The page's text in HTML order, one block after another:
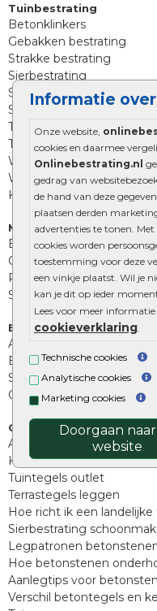
Informatie
Onze website,
cookies en daarmee
Onlinebestrating.nl
gedrag van
de hand van deze
plaatsen derden
advertenties te tonen.
cookies worden
toestemming voor deze
een vinkje plaatst. Wil je
kan je dit op ieder
Lees voor meer
cookieverklaring.
Technische cookies
Analytische cookies
Marketing cookies
Doorgaan
website
Tuinbestrating
Betonklinkers
Gebakken bestrating
Strakke bestrating
Sierbestrating
Straatklinkers
Straatstenen
Trommelstenen
Tuinstenen
Waalformaat
Wildverband bestrating
Kingstones
Muurelementen
Betonbielzen
Opsluitbanden
Palissades
Stapelblokken
Extra benodigdheden
Afwatering en diversen
Beplantings en
Split, grind en zand
Oprit tegels
Overig
Aanbiedingen
Kunstgras
Tuintegels outlet
Terrastegels leggen
Hoe richt ik een landelijke
Sierbestrating
Legpatronen
Hoe betonstenen
Aanlegtips voor
Verschil betontegels en